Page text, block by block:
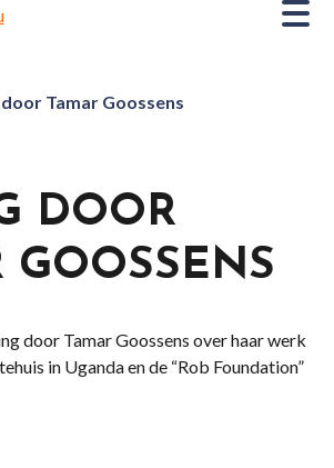
Tamar Goossens
DOOR
GOOSSENS
door Tamar Goossens over haar werk
in Uganda en de “Rob Foundation”